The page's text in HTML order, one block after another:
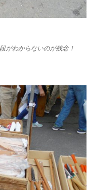
がわからないのが残念！